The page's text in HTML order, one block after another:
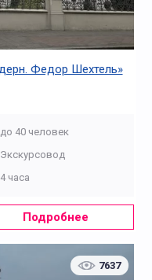
Федор Шехтель»
до 40 человек
Экскурсовод
4 часа
Подробнее
7637